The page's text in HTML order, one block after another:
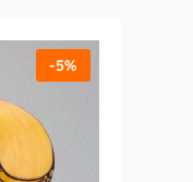
-5%